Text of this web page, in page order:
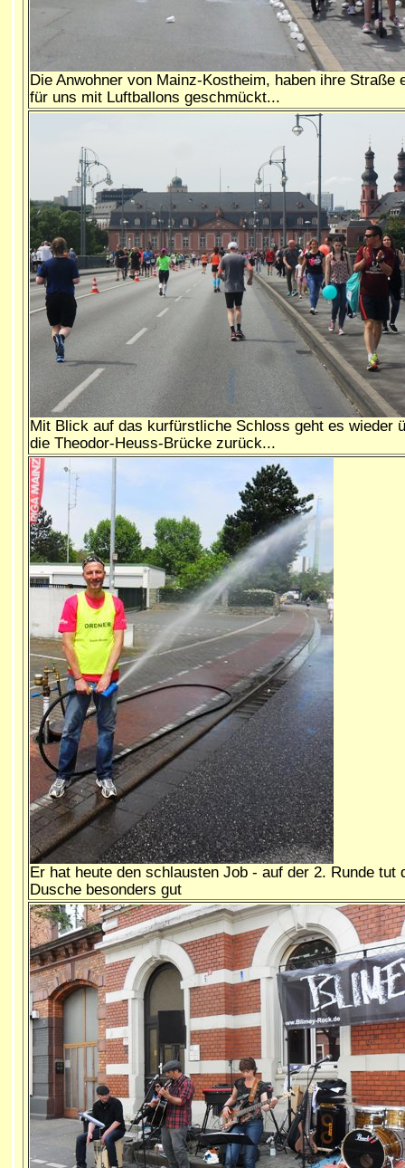
Die Anwohner von Mainz-Kostheim, haben ihre Straße
für uns mit Luftballons geschmückt...
Mit Blick auf das kurfürstliche Schloss geht es wieder
die Theodor-Heuss-Brücke zurück...
Er hat heute den schlausten Job - auf der 2. Runde tut
Dusche besonders gut